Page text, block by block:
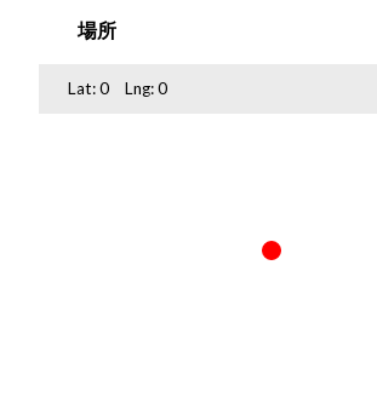
場所
Lat:0 Lng:0